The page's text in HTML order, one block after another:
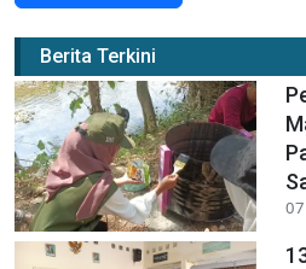
Berita Terkini